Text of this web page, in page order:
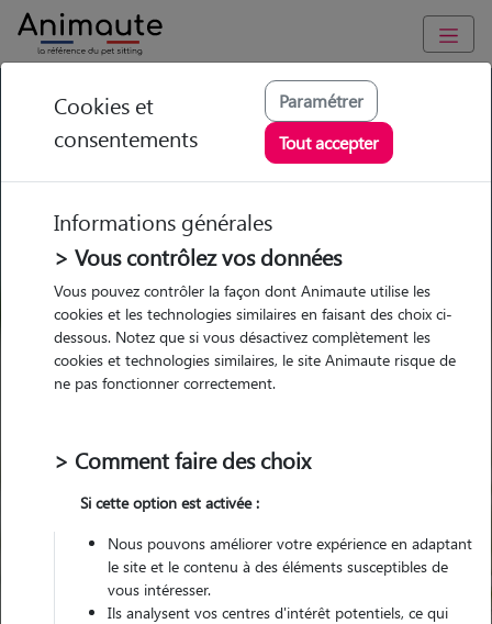
GARDE ANIMAUX à Fumel : Garde chien et chat en famille ou
à domicile, visites et promenades
Trouvez une garde animaux à
Fumel
Parmi nos 1 pet-sitters à Fumel
Garde
chez le Pet Sitter
Garde
chez le Pet Sitter
Pour quel animal ?
Cookies et
consentements
Paramétrer
Tout accepter
Informations générales
> Vous contrôlez vos données
Vous pouvez contrôler la façon dont Animaute utilise les
cookies et les technologies similaires en faisant des choix ci-
dessous. Notez que si vous désactivez complètement les
cookies et technologies similaires, le site Animaute risque de
ne pas fonctionner correctement.
> Comment faire des choix
Si cette option est activée :
Nous pouvons améliorer votre expérience en adaptant
le site et le contenu à des éléments susceptibles de
vous intéresser.
Ils analysent vos centres d'intérêt potentiels, ce qui